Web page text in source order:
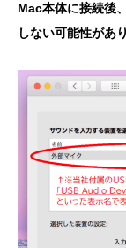
Mac本体に接続後
しない可能性があ